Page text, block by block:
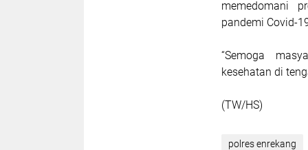
memedomani
pandemi Covid-
“Semoga
kesehatan di
(TW/HS)
polres enrekang